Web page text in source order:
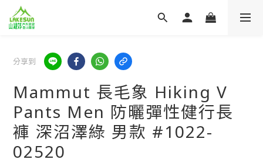
分享到
Mammut 長毛象 Hiking V
Pants Men 防曬彈性健行長
褲 深沼澤綠 男款 #1022-
02520